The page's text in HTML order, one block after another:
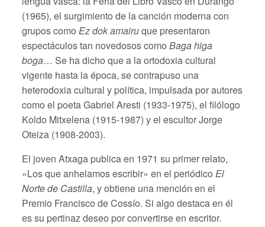
(1965), el surgimiento de la canción moderna con
grupos como Ez dok amairuque presentaron
espectáculos tan novedosos como Baga higa
boga… Se ha dicho que a la ortodoxia cultural
vigente hasta la época, se contrapuso una
heterodoxia cultural y política, impulsada por autores
como el poeta Gabriel Aresti (1933-1975), el filólogo
Koldo Mitxelena (1915-1987) y el escultor Jorge
Oteiza (1908-2003).
El joven Atxaga publica en 1971 su primer relato,
«Los que anhelamos escribir» en el periódico El
Norte de Castilla, y obtiene una mención en el
Premio Francisco de Cossío. Si algo destaca en él
es su pertinaz deseo por convertirse en escritor.